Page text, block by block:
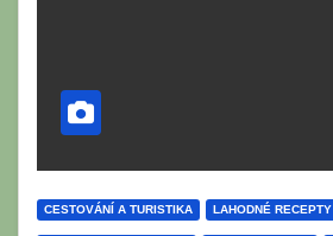
CESTOVÁNÍ A TURISTIKA LAHODNÉ RECEPTY